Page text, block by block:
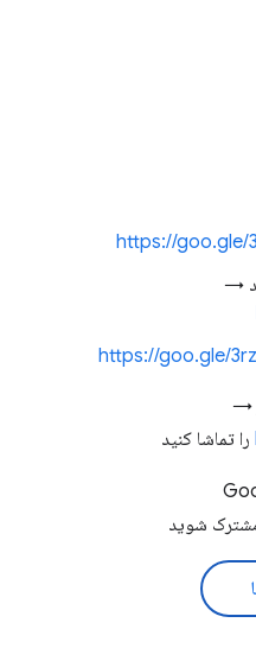
https://goo.gle/
→
https://goo.gle/
→
را تماشا کنید
شوید